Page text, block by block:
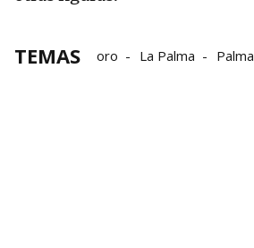
TEMAS oro La Palma Palma